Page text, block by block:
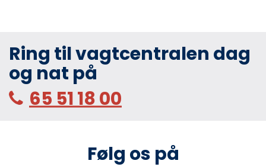
Ring til vagtcentralen dag
og nat på
65 51 18 00
Følg os på